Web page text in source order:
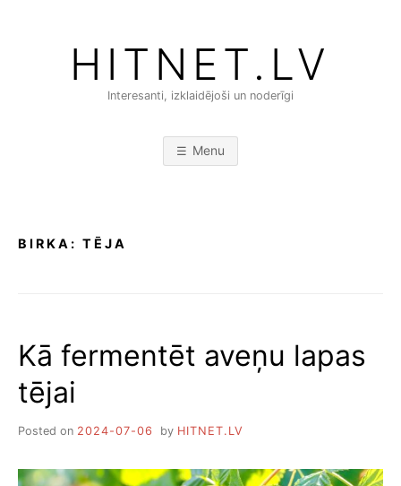
HITNET.LV
Interesanti, izklaidējoši un noderīgi
Menu
BIRKA: TĒJA
Kā fermentēt aveņu lapas
tējai
Posted on 2024-07-06 by HITNET.LV